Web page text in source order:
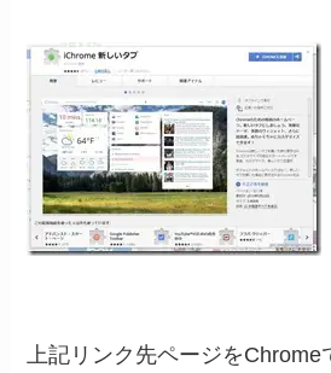
上記リンク先ページをChrome